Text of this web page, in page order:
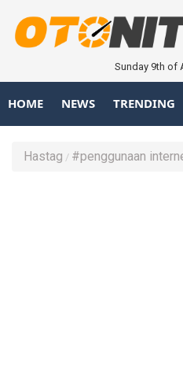
Sunday 9th of
HOME NEWS TRENDING
Hastag #penggunaan